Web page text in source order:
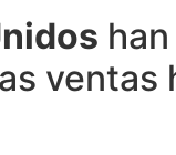
han
ventas